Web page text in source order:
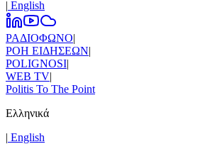
| Εnglish
ΡΑΔΙΟΦΩΝΟ|
ΡΟΗ ΕΙΔΗΣΕΩΝ|
POLIGNOSI|
WEB TV|
Politis To The Point
Ελληνικά
| Εnglish